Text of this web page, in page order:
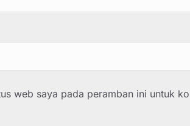
web saya pada peramban ini untuk